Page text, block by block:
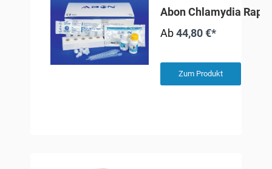
Abon Chlamydia
Ab44,80 €*
Zum Produkt